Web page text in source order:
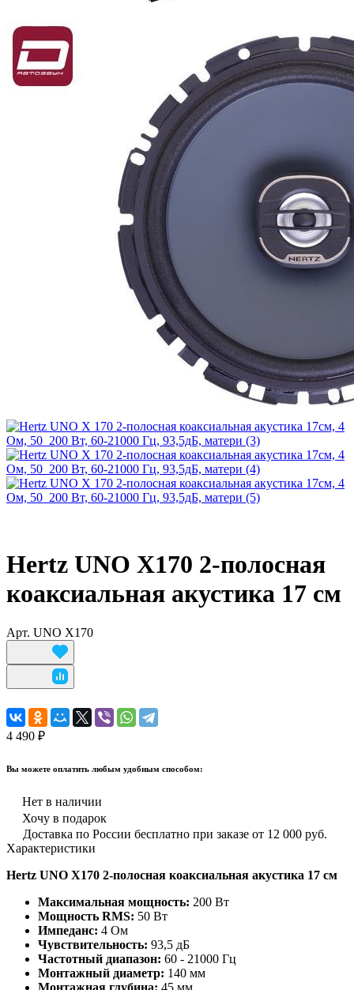
Hertz UNO X170 2-полосная
коаксиальная акустика 17 см
Арт. UNO X170
4 490 ₽
Вы можете оплатить любым удобным способом:
Нет в наличии
Хочу в подарок
Доставка по России бесплатно при заказе от 12 000 руб.
Характеристики
Hertz UNO X170 2-полосная коаксиальная акустика 17 см
Максимальная мощность: 200 Вт
Мощность RMS: 50 Вт
Импеданс: 4 Ом
Чувствительность: 93,5 дБ
Частотный диапазон: 60 - 21000 Гц
Монтажный диаметр: 140 мм
Монтажная глубина: 45 мм